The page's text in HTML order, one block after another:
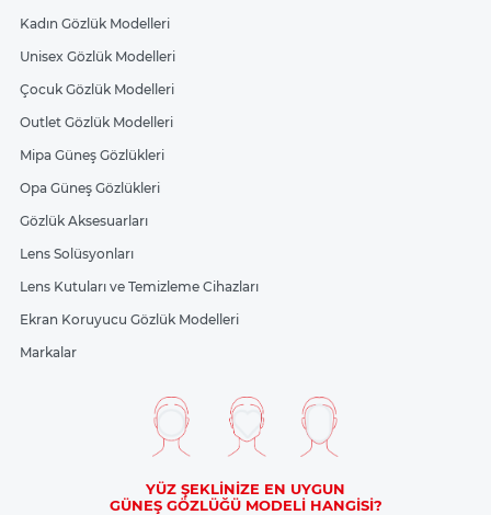
Kadın Gözlük Modelleri
Unisex Gözlük Modelleri
Çocuk Gözlük Modelleri
Outlet Gözlük Modelleri
Mipa Güneş Gözlükleri
Opa Güneş Gözlükleri
Gözlük Aksesuarları
Lens Solüsyonları
Lens Kutuları ve Temizleme Cihazları
Ekran Koruyucu Gözlük Modelleri
Markalar
YÜZ ŞEKLİNİZE EN UYGUN
GÜNEŞ GÖZLÜĞÜ MODELİ HANGİSİ?